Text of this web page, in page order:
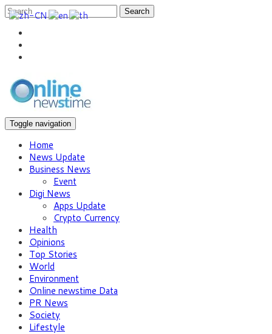
Search
Toggle navigation
Home
News Update
Business News
Event
Digi News
Apps Update
Crypto Currency
Health
Opinions
Top Stories
World
Environment
Online newstime Data
PR News
Society
Lifestyle